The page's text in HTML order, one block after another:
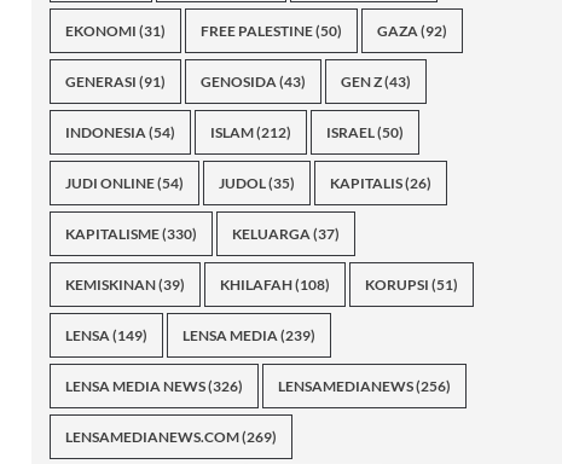
EKONOMI (31) FREE PALESTINE(50) GAZA(92)
GENERASI (91) GENOSIDA(43) GEN Z(43)
INDONESIA(54) ISLAM(212) ISRAEL(50)
JUDI ONLINE(54) JUDOL(35) KAPITALIS(26)
KAPITALISME(330) KELUARGA(37)
KEMISKINAN(39) KHILAFAH(108) KORUPSI (51)
LENSA(149) LENSA MEDIA(239)
LENSA MEDIA NEWS(326) LENSAMEDIANEWS(256)
LENSAMEDIANEWS.COM(269)